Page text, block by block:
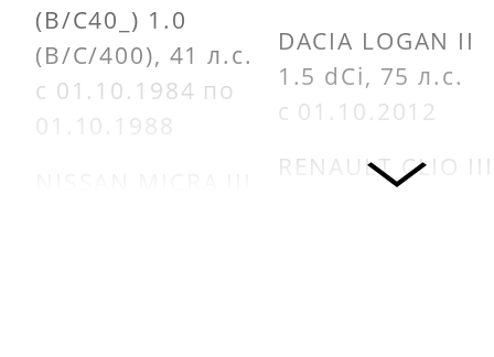
(B/C40_) 1.0
(B/C/400), 41 л.с.
с 01.10.1984 по
01.10.1988
DACIA LOGAN II
1.5 dCi, 75 л.с.
с 01.10.2012
RENAULT CLIO III